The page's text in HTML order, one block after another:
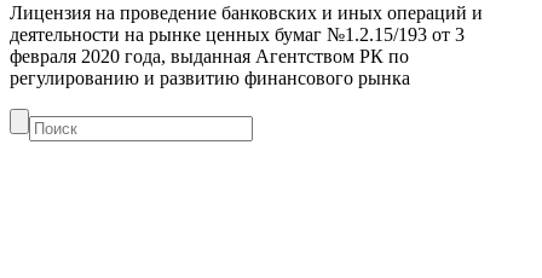
Лицензия на проведение банковских и иных операций и
деятельности на рынке ценных бумаг №1.2.15/193 от 3
февраля 2020 года, выданная Агентством РК по
регулированию и развитию финансового рынка